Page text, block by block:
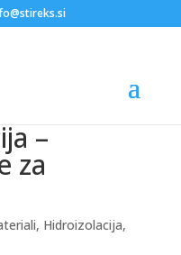
–
za
, Hidroizolacija,